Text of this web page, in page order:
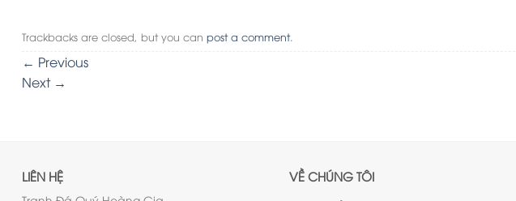
Trackbacks are closed, but you can post a comment.
← Previous
Next →
LIÊN HỆ VỀ CHÚNG TÔI